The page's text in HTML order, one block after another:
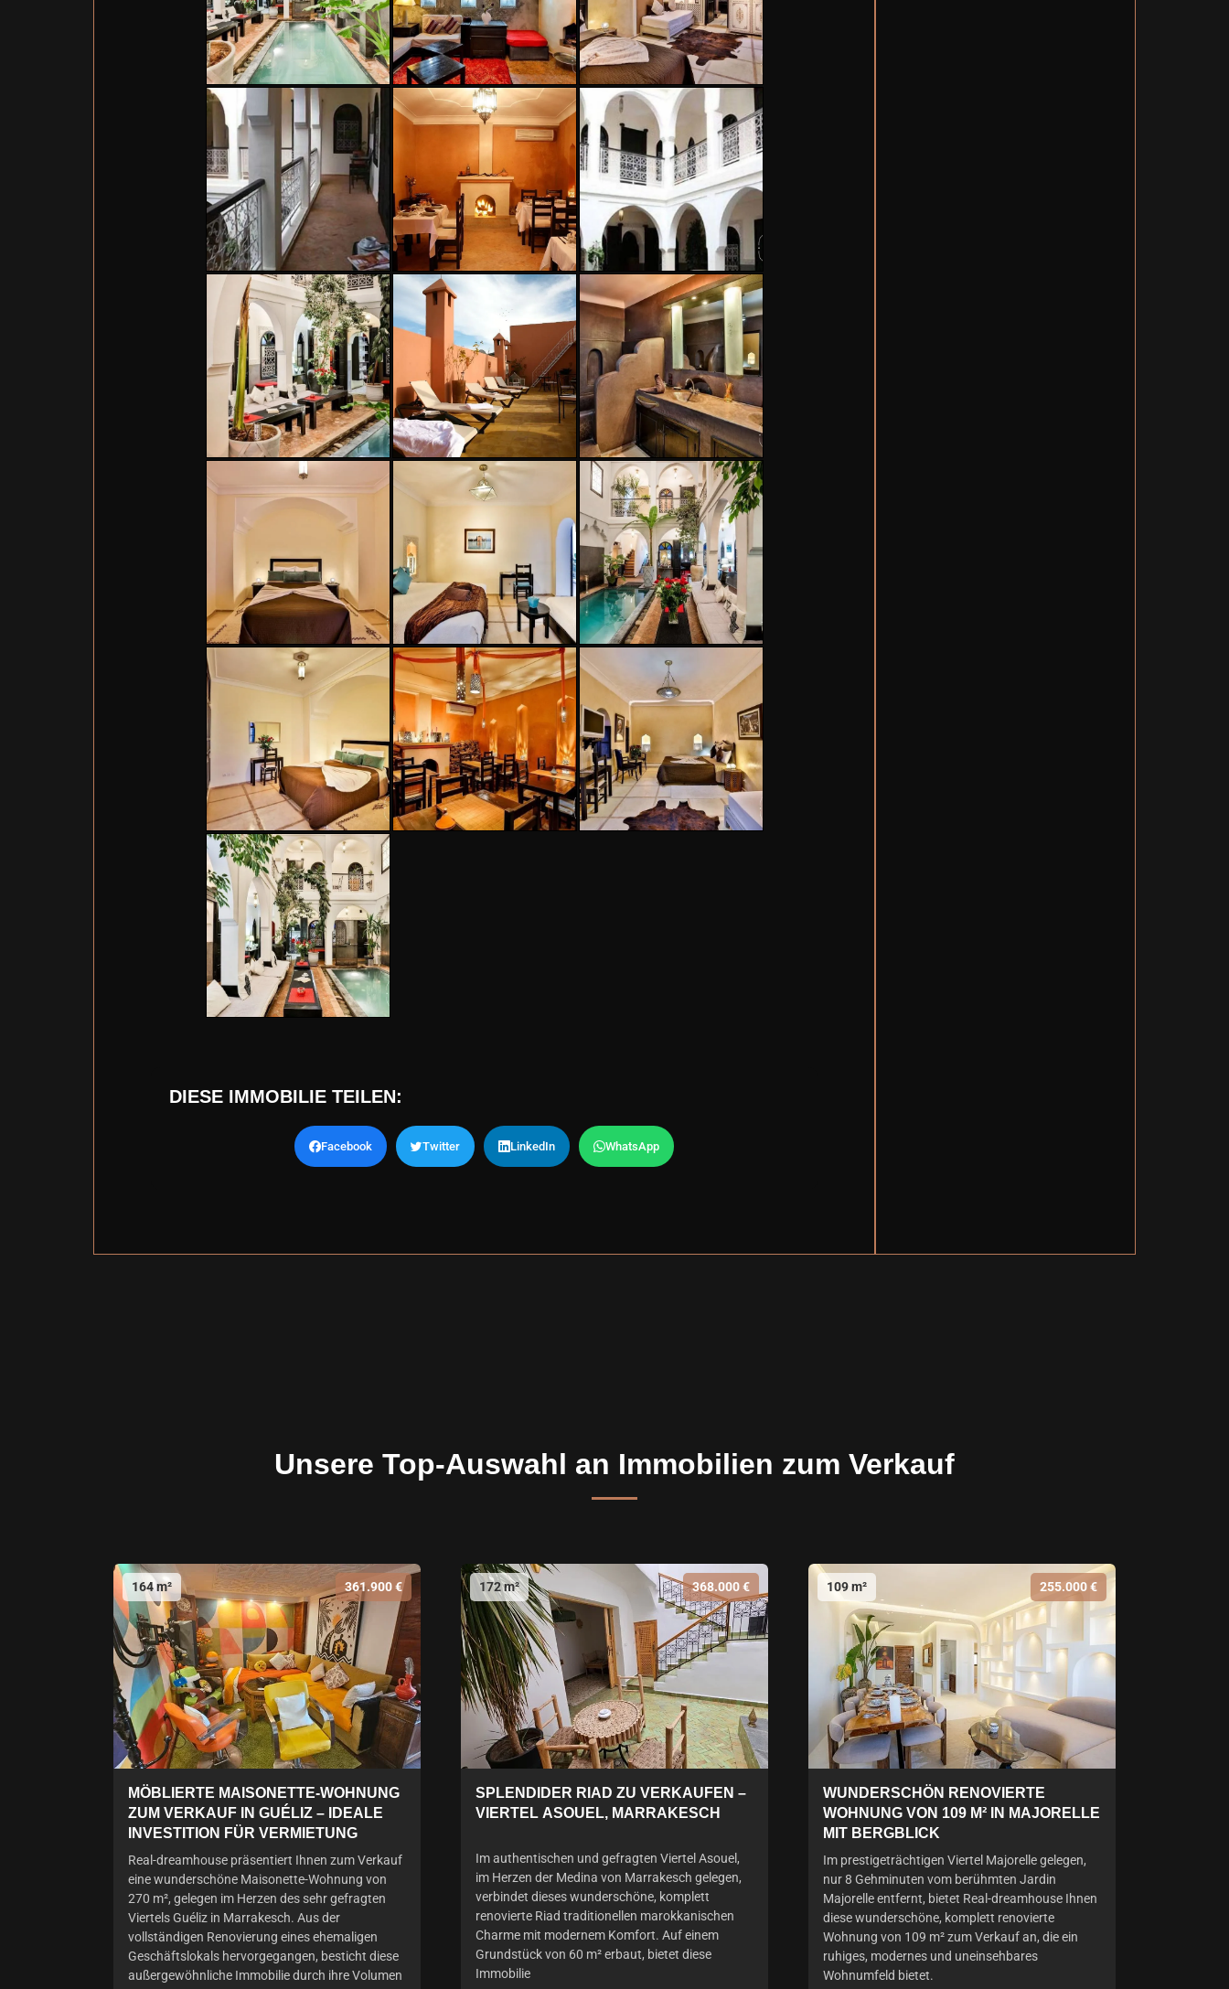
DIESE IMMOBILIE TEILEN:
Facebook Twitter LinkedIn WhatsApp
Unsere Top-Auswahl an Immobilien zum Verkauf
164 m² 361.900 €
MÖBLIERTE MAISONETTE-WOHNUNG
ZUM VERKAUF IN GUÉLIZ – IDEALE
INVESTITION FÜR VERMIETUNG
Real-dreamhouse präsentiert Ihnen zum Verkauf
eine wunderschöne Maisonette-Wohnung von
270 m², gelegen im Herzen des sehr gefragten
Viertels Guéliz in Marrakesch. Aus der
vollständigen Renovierung eines ehemaligen
Geschäftslokals hervorgegangen, besticht diese
außergewöhnliche Immobilie durch ihre Volumen
172 m² 368.000 €
SPLENDIDER RIAD ZU VERKAUFEN –
VIERTEL ASOUEL, MARRAKESCH
Im authentischen und gefragten Viertel Asouel,
im Herzen der Medina von Marrakesch gelegen,
verbindet dieses wunderschöne, komplett
renovierte Riad traditionellen marokkanischen
Charme mit modernem Komfort. Auf einem
Grundstück von 60 m² erbaut, bietet diese
Immobilie
109 m² 255.000 €
WUNDERSCHÖN RENOVIERTE
WOHNUNG VON 109 M² IN MAJORELLE
MIT BERGBLICK
Im prestigeträchtigen Viertel Majorelle gelegen,
nur 8 Gehminuten vom berühmten Jardin
Majorelle entfernt, bietet Real-dreamhouse Ihnen
diese wunderschöne, komplett renovierte
Wohnung von 109 m² zum Verkauf an, die ein
ruhiges, modernes und uneinsehbares
Wohnumfeld bietet.